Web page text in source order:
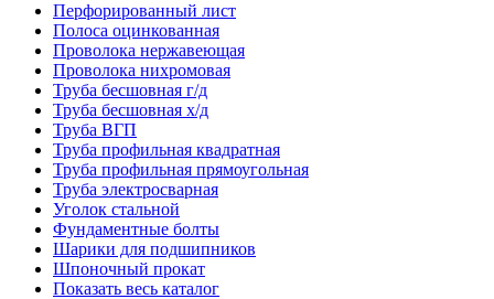
Перфорированный лист
Полоса оцинкованная
Проволока нержавеющая
Проволока нихромовая
Труба бесшовная г/д
Труба бесшовная х/д
Труба ВГП
Труба профильная квадратная
Труба профильная прямоугольная
Труба электросварная
Уголок стальной
Фундаментные болты
Шарики для подшипников
Шпоночный прокат
Показать весь каталог